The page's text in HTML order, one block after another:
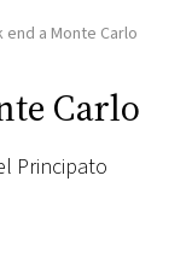
end a Monte Carlo
Carlo
Principato